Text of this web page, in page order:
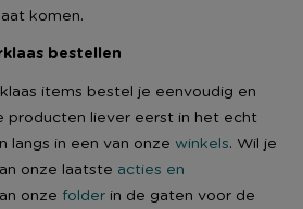
komen.
bestellen
items bestel je eenvoudig en
producten liever eerst in het echt
langs in een van onze winkels. Wil je
onze laatste acties en
onze folder in de gaten voor de